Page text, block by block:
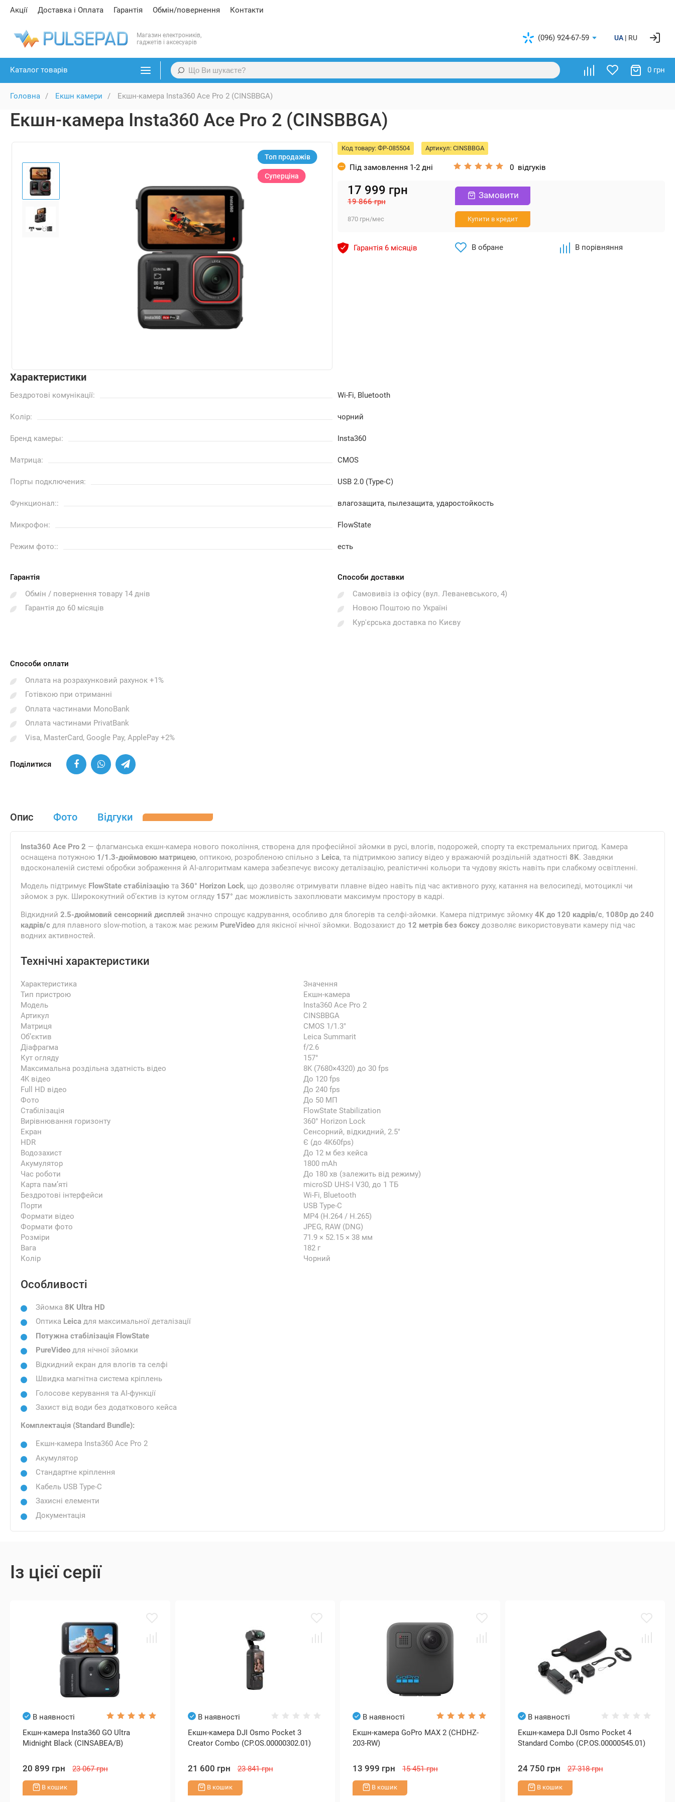
Магазин електроників,
гаджетів і аксесуарів
Акції Доставка і Оплата Гарантія Обмін/повернення Контакти
(096) 924-67-59 UA RU
Каталог товарів 0 грн
Головна Екшн камери Екшн-камера Insta360 Ace Pro 2 (CINSBBGA)
Екшн-камера Insta360 Ace Pro 2 (CINSBBGA)
Топ продажів
Суперціна
Код товару: ФР-085504 Артикул: CINSBBGA
Під замовлення 1-2 дні 0 відгуків
17 999 грн
19 866 грн
Замовити
870 грн/мес Купити в кредит
Гарантія 6 місяців В обране В порівняння
Характеристики
Бездротові комунікації: Wi-Fi, Bluetooth
Колір: чорний
Бренд камеры: Insta360
Матрица: CMOS
Порты подключения: USB 2.0 (Type-C)
Функционал:: влагозащита, пылезащита, ударостойкость
Микрофон: FlowState
Режим фото:: есть
Гарантія
Обмін / повернення товару 14 днів
Гарантія до 60 місяців
Способи доставки
Самовивіз із офісу (вул. Леваневського, 4)
Новою Поштою по Україні
Кур'єрська доставка по Києву
Способи оплати
Оплата на розрахунковий рахунок +1%
Готівкою при отриманні
Оплата частинами MonoBank
Оплата частинами PrivatBank
Visa, MasterCard, Google Pay, ApplePay +2%
Поділитися
Опис Фото Відгуки
Insta360 Ace Pro 2 — флагманська екшн-камера нового покоління, створена для професійної зйомки в русі, влогів, подорожей, спорту та екстремальних пригод. Камера
оснащена потужною 1/1.3-дюймовою матрицею, оптикою, розробленою спільно з Leica, та підтримкою запису відео у вражаючій роздільній здатності 8K. Завдяки
вдосконаленій системі обробки зображення й AI-алгоритмам камера забезпечує високу деталізацію, реалістичні кольори та чудову якість навіть при слабкому освітленні.
Модель підтримує FlowState стабілізацію та 360° Horizon Lock, що дозволяє отримувати плавне відео навіть під час активного руху, катання на велосипеді, мотоциклі чи
зйомок з рук. Ширококутний об’єктив із кутом огляду 157° дає можливість захоплювати максимум простору в кадрі.
Відкидний 2.5-дюймовий сенсорний дисплей значно спрощує кадрування, особливо для блогерів та селфі-зйомки. Камера підтримує зйомку 4K до 120 кадрів/с, 1080p до 240
кадрів/с для плавного slow-motion, а також має режим PureVideo для якісної нічної зйомки. Водозахист до 12 метрів без боксу дозволяє використовувати камеру під час
водних активностей.
Технічні характеристики
Характеристика
Значення
Тип пристрою
Екшн-камера
Модель
Insta360 Ace Pro 2
Артикул
CINSBBGA
Матриця
CMOS 1/1.3"
Об’єктив
Leica Summarit
Діафрагма
f/2.6
Кут огляду
157°
Максимальна роздільна здатність відео
8K (7680×4320) до 30 fps
4K відео
До 120 fps
Full HD відео
До 240 fps
Фото
До 50 МП
Стабілізація
FlowState Stabilization
Вирівнювання горизонту
360° Horizon Lock
Екран
Сенсорний, відкидний, 2.5"
HDR
Є (до 4K60fps)
Водозахист
До 12 м без кейса
Акумулятор
1800 mAh
Час роботи
До 180 хв (залежить від режиму)
Карта пам’яті
microSD UHS-I V30, до 1 ТБ
Бездротові інтерфейси
Wi-Fi, Bluetooth
Порти
USB Type-C
Формати відео
MP4 (H.264 / H.265)
Формати фото
JPEG, RAW (DNG)
Розміри
71.9 × 52.15 × 38 мм
Вага
182 г
Колір
Чорний
Особливості
Зйомка 8K Ultra HD
Оптика Leica для максимальної деталізації
Потужна стабілізація FlowState
PureVideo для нічної зйомки
Відкидний екран для влогів та селфі
Швидка магнітна система кріплень
Голосове керування та AI-функції
Захист від води без додаткового кейса
Комплектація (Standard Bundle):
Екшн-камера Insta360 Ace Pro 2
Акумулятор
Стандартне кріплення
Кабель USB Type-C
Захисні елементи
Документація
Із цієї серії
В наявності
Екшн-камера Insta360 GO Ultra
Midnight Black (CINSABEA/B)
20 899 грн 23 067 грн
В кошик
В наявності
Екшн-камера DJI Osmo Pocket 3
Creator Combo (CP.OS.00000302.01)
21 600 грн 23 841 грн
В кошик
В наявності
Екшн-камера GoPro MAX 2 (CHDHZ-
203-RW)
13 999 грн 15 451 грн
В кошик
В наявності
Екшн-камера DJI Osmo Pocket 4
Standard Combo (CP.OS.00000545.01)
24 750 грн 27 318 грн
В кошик